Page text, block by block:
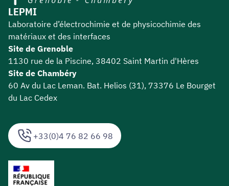
+33(0)4 76 82 66 98
LEPMI
Laboratoire d’électrochimie et de physicochimie des
matériaux et des interfaces
Site de Grenoble
1130 rue de la Piscine, 38402 Saint Martin d'Hères
Site de Chambéry
60 Av du Lac Leman. Bat. Helios (31), 73376 Le Bourget
du Lac Cedex